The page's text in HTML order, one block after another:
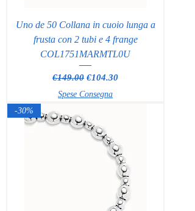
Uno de 50 Collana in cuoio lunga a
frusta con 2 tubi e 4 frange
COL1751MARMTL0U
Regular Price
€149.00 Sale Price
€104.30
Spese Consegna
-30%